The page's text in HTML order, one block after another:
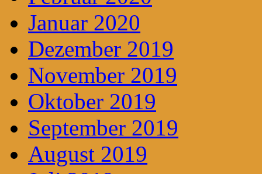
Januar 2020
Dezember 2019
November 2019
Oktober 2019
September 2019
August 2019